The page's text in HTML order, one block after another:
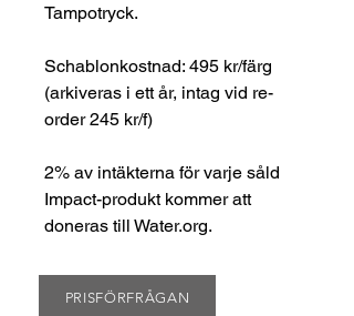
Tampotryck.
Schablonkostnad: 495 kr/färg
(arkiveras i ett år, intag vid re-
order 245 kr/f)
2% av intäkterna för varje såld
Impact-produkt kommer att
doneras till Water.org.
PRISFÖRFRÅGAN